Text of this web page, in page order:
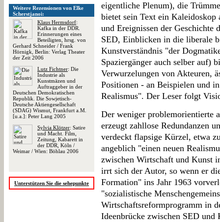
Weitere Rezensionen von Elke
Scherstjanoi:
Klaus Hermsdorf:
Kafka in der DDR.
Erinnerungen eines
Beteiligten, hrsg. von
Gerhard Schneider / Frank
Hörnigk, Berlin: Verlag Theater
der Zeit 2006
Lutz Fichtner: Die
Industrie als
Kunstmäzen und
Auftraggeber in der
Deutschen Demokratischen
Republik. Die Sowjetisch-
Deutsche Aktiengesellschaft
(SDAG) Wismut, Frankfurt a.M.
[u.a.]: Peter Lang 2005
Sylvia Klötzer: Satire
und Macht. Film,
Zeitung, Kabarett in
der DDR, Köln /
Weimar / Wien: Böhlau 2006
Unterstützen Sie die sehepunkte
eigentliche Plenum), die
bietet sein Text ein Kaleidoskop
und Ereignissen der Geschichte
SED, Einblicken in die liberale
Kunstverständnis "der
Spaziergänger auch selber auf)
Verwurzelungen von Akteuren,
Positionen - an Beispielen und
Realismus". Der Leser folgt
Der weniger problemorientierte
erzeugt zahllose Redundanzen
verdeckt flapsige Kürzel, etwa
angeblich "einen neuen
zwischen Wirtschaft und Kunst
irrt sich der Autor, so wenn er
Formation" ins Jahr 1963
"sozialistische
Wirtschaftsreformprogramm in
Ideenbrücke zwischen SED